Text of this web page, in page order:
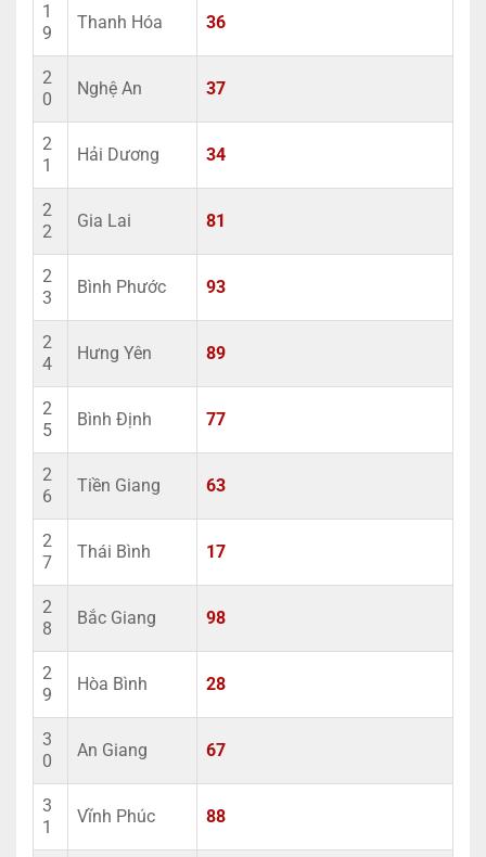
1
9
Thanh Hóa 36
2
0
Nghệ An 37
2
1
Hải Dương 34
2
2
Gia Lai 81
2
3
Bình Phước 93
2
4
Hưng Yên 89
2
5
Bình Định 77
2
6
Tiền Giang 63
2
7
Thái Bình 17
2
8
Bắc Giang 98
2
9
Hòa Bình 28
3
0
An Giang 67
3
1
Vĩnh Phúc 88